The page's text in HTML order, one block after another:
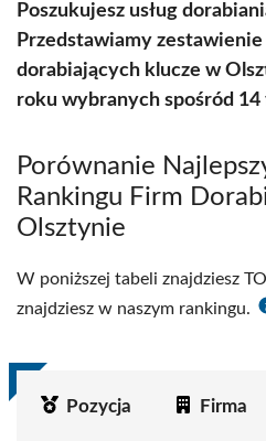
Poszukujesz usług
Przedstawiamy
dorabiających klucze w
roku wybranych spośród 14
Porównanie
Rankingu Firm
Olsztynie
W poniższej tabeli znajdziesz
znajdziesz w naszym rankingu.
Pozycja Firma